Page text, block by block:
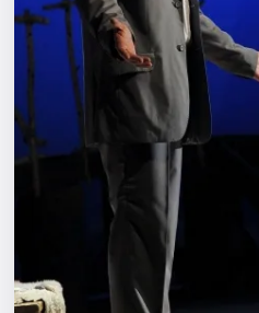
Города
Площадки
Артисты